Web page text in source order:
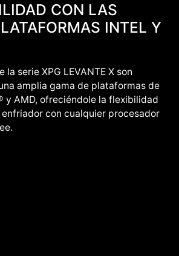
CON LAS
INTEL Y
la serie XPG LEVANTE X son
amplia gama de plataformas de
y AMD, ofreciéndole la flexibilidad
con cualquier procesador